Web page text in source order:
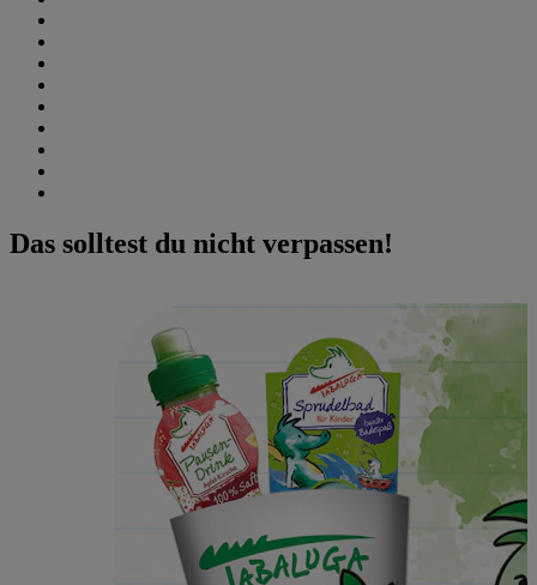
Das solltest du nicht verpassen!